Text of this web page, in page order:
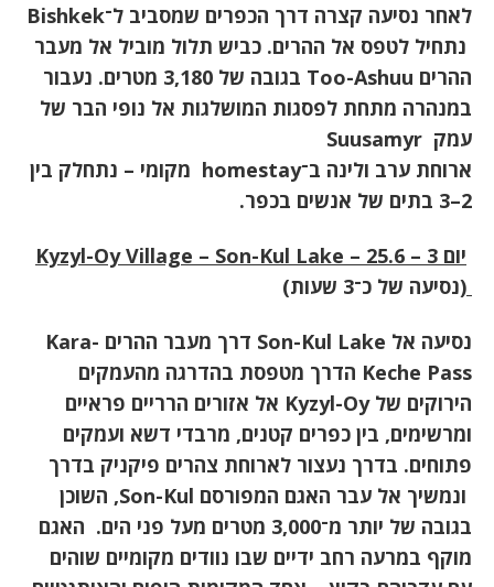
לאחר נסיעה קצרה דרך הכפרים שמסביב ל־Bishkek
נתחיל לטפס אל ההרים. כביש תלול מוביל אל מעבר
ההרים
בגובה של 3,180 מטרים. נעבור
במנהרה מתחת לפסגות המושלגות אל נופי הבר של
עמק
ארוחת ערב ולינה ב־homestay מקומי – נתחלק בין
2–3 בתים של אנשים בכפר.
יום 3 – 25.6 –
Kyzyl-Oy Village – Son-Kul Lake
(נסיעה של כ־3 שעות)
נסיעה אל דרך מעבר ההרים Kara-
Keche Pass הדרך מטפסת בהדרגה מהעמקים
הירוקים של Kyzyl-Oy
אל אזורים הרריים פראיים
ומרשימים, בין כפרים קטנים, מרבדי דשא ועמקים
פתוחים. בדרך נעצור לארוחת צהרים פיקניק בדרך
ונמשיך אל עבר האגם המפורסם
השוכן
בגובה של יותר מ־3,000 מטרים מעל פני הים
. האגם
מוקף במרעה רחב ידיים שבו נוודים מקומיים שוהים